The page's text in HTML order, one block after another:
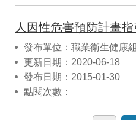
人因性危害預防計畫指
發布單位：職業衛生健康組
更新日期：2020-06-18
發布日期：2015-01-30
點閱次數：